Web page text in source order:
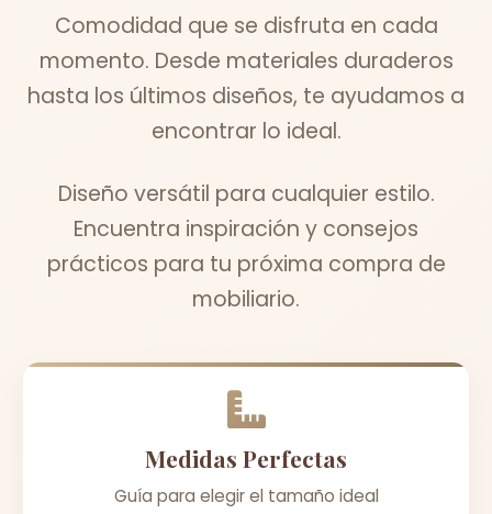
Comodidad que se disfruta en cada
momento. Desde materiales duraderos
hasta los últimos diseños, te ayudamos a
encontrar lo ideal.
Diseño versátil para cualquier estilo.
Encuentra inspiración y consejos
prácticos para tu próxima compra de
mobiliario.
Medidas Perfectas
Guía para elegir el tamaño ideal